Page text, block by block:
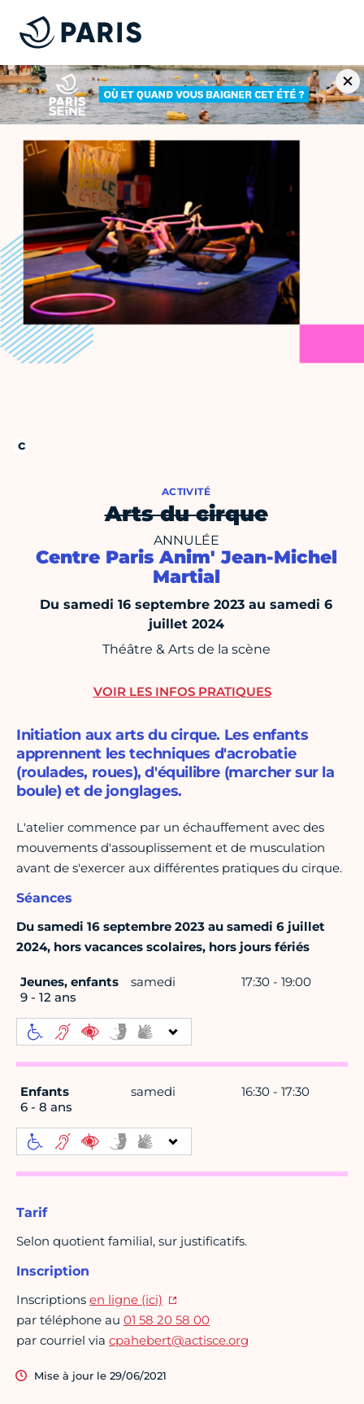
ACTIVITÉ
Arts du cirque
ANNULÉE
Centre Paris Anim' Jean-Michel
Martial
Du samedi 16 septembre 2023 au samedi 6
juillet 2024
Théâtre & Arts de la scène
Initiation aux arts du cirque. Les enfants
apprennent les techniques d'acrobatie
(roulades, roues), d'équilibre (marcher sur la
boule) et de jonglages.
L'atelier commence par un échauffement avec des
mouvements d'assouplissement et de musculation
avant de s'exercer aux différentes pratiques du cirque.
Séances
Du samedi 16 septembre 2023 au samedi 6 juillet
2024, hors vacances scolaires, hors jours fériés
Jeunes, enfants
9 - 12 ans
samedi 17:30 - 19:00
Enfants
6 - 8 ans
samedi 16:30 - 17:30
Tarif
Selon quotient familial, sur justificatifs.
Inscription
Inscriptions en ligne (ici)
par téléphone au 01 58 20 58 00
par courriel via cpahebert@actisce.org
Mise à jour le 29/06/2021
VOIR LES INFOS PRATIQUES